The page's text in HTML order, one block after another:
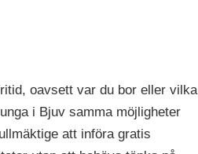
oavsett var du bor eller vilka
i Bjuv samma möjligheter
att införa gratis